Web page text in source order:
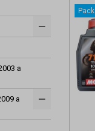
a
a
Pack